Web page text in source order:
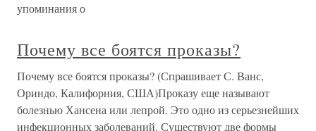
упоминания о
Почему все боятся проказы?
Почему все боятся проказы? (Спрашивает С. Ванс,
Ориндо, Калифорния, США)Проказу еще называют
болезнью Хансена или лепрой. Это одно из серьезнейших
инфекционных заболеваний. Существуют две формы